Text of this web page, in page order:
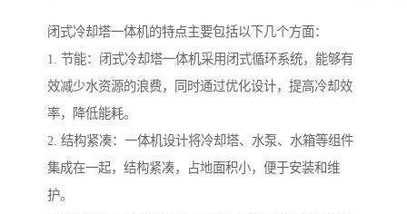
闭式冷却塔一体机的特点主要包括以下几个方面：
1. 节能：闭式冷却塔一体机采用闭式循环系统，能够有
效减少水资源的浪费，同时通过优化设计，提高冷却效
率，降低能耗。
2. 结构紧凑：一体机设计将冷却塔、水泵、水箱等组件
集成在一起，结构紧凑，占地面积小，便于安装和维
护。